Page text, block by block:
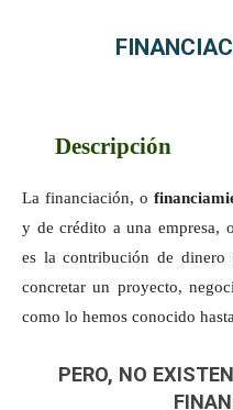
Descripción
La financiación, o
y de crédito a una empresa,
es la contribución de dinero
concretar un proyecto,
como lo hemos conocido
PERO, NO